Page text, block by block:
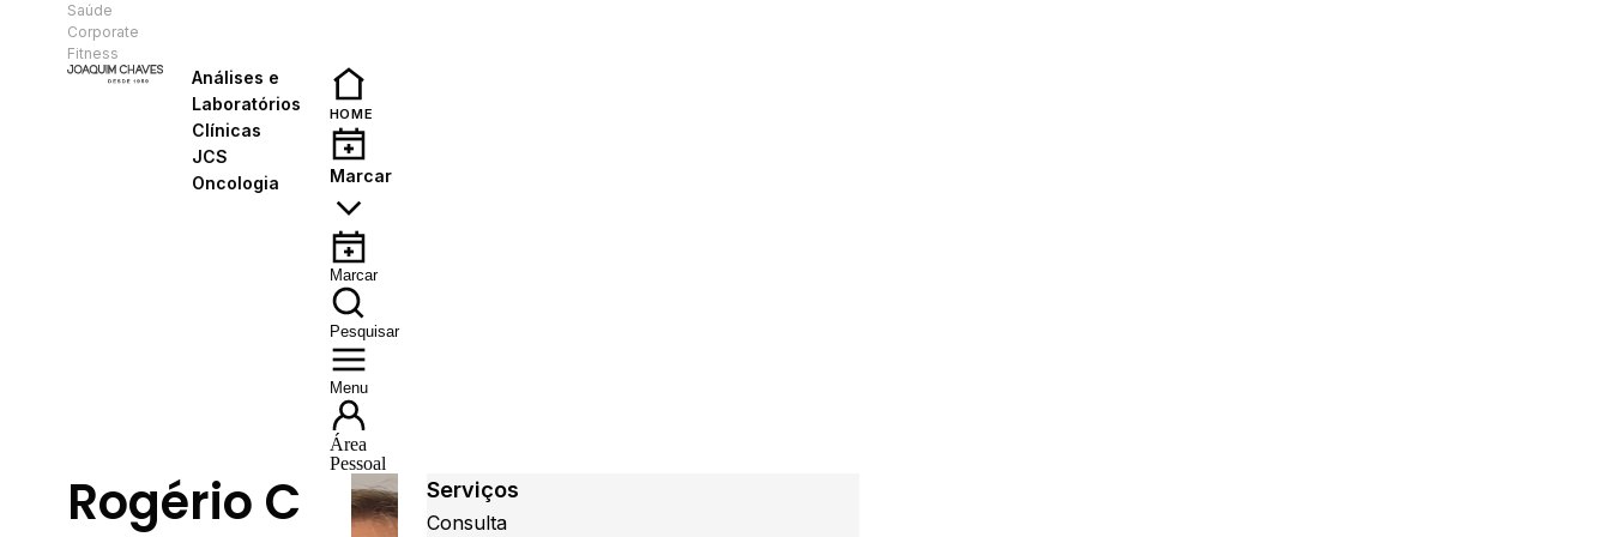
Saúde
Corporate
Fitness
Análises e
Laboratórios
Clínicas
JCS
Oncologia
HOME
Marcar
Marcar
Pesquisar
Menu
Área
Pessoal
Rogério C
Serviços
Consulta